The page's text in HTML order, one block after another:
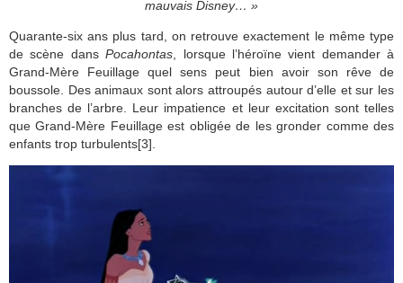
mauvais Disney… »
Quarante-six ans plus tard, on retrouve exactement le même type
de scène dansPocahontas , lorsque l’héroïne vient demander à
Grand-Mère Feuillage quel sens peut bien avoir son rêve de
boussole. Des animaux sont alors attroupés autour d’elle et sur les
branches de l’arbre. Leur impatience et leur excitation sont telles
que Grand-Mère Feuillage est obligée de les gronder comme des
enfants trop turbulents[3].